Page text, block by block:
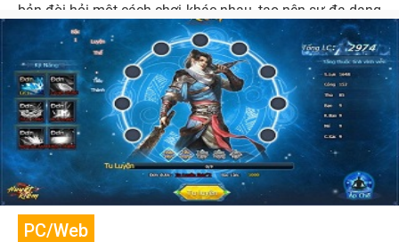
bản đòi hỏi một cách chơi khác nhau, tạo nên sự đa dạng
trong trải nghiệm của game thủ. Hoạt động này đang
được game thủ quan tâm bởi đem đến nhiều lợi ích cho
sự trưởng thành của nhân vật.
PC/Web